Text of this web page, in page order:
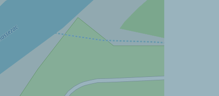
Envie de découvrir :
Camping Mazet Plage ?